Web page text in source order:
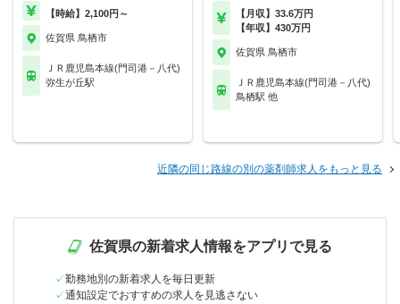
【時給】2,100円～
佐賀県 鳥栖市
ＪＲ鹿児島本線(門司港－八代)
弥生が丘駅
【月収】33.6万円
【年収】430万円
佐賀県 鳥栖市
ＪＲ鹿児島本線(門司港－八代)
鳥栖駅 他
近隣の同じ路線の別の薬剤師求人をもっと見る
佐賀県の新着求人情報をアプリで見る
勤務地別の新着求人を毎日更新
通知設定でおすすめの求人を見逃さない